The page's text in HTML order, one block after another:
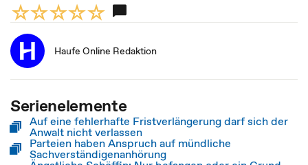
Haufe Online Redaktion
Serienelemente
Auf eine fehlerhafte Fristverlängerung darf sich der
Anwalt nicht verlassen
Parteien haben Anspruch auf mündliche
Sachverständigenanhörung